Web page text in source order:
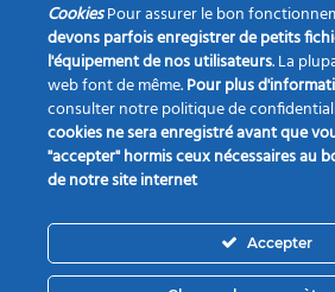
Notre actualité Opportunités
CookiesPour assurer le bon
devons parfois enregistrer de petits
l'équipement de nos utilisateurs. La
web font de même.Pour plus
consulter notre politique de
cookies ne sera enregistré avant que
"accepter" hormis ceux nécessaires au
de notre site internet
Accepter